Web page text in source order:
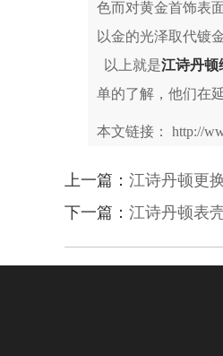
色而对黄金首饰表
以金的光泽取代镀
以上就是江诗丹顿
单的了解，他们在
本文链接： http://
上一篇： 江诗丹顿更
下一篇： 江诗丹顿表